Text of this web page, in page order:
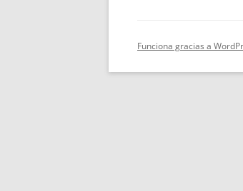
Funciona gracias a